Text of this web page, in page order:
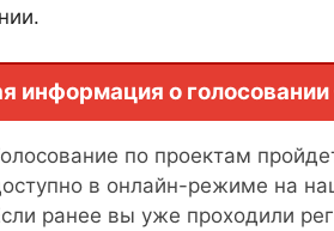
информация о
по проектам
в онлайн-режиме на
ранее вы уже проходили